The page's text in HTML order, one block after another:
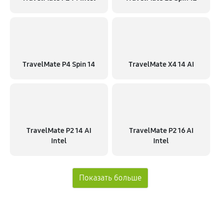
TravelMate P4 Spin 14 TravelMate X4 14 AI
TravelMate P2 14 AI
Intel
TravelMate P2 16 AI
Intel